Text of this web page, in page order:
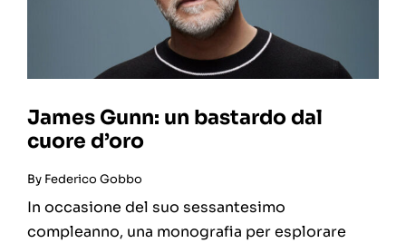
James Gunn: un bastardo dal
cuore d’oro
By Federico Gobbo
In occasione del suo sessantesimo
compleanno, una monografia per esplorare